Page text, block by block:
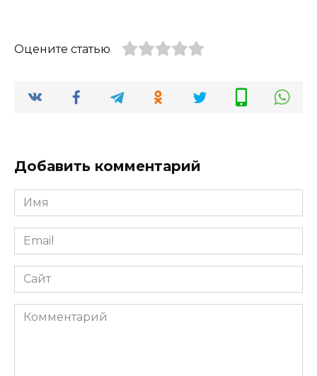
Оцените статью
Добавить комментарий
Имя
*
Email
*
Сайт
Комментарий